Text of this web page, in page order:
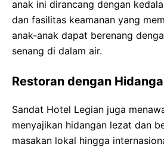
anak ini dirancang dengan
dan fasilitas keamanan yang
anak-anak dapat berenang
senang di dalam air.
Restoran dengan
Sandat Hotel Legian juga
menyajikan hidangan lezat dan
masakan lokal hingga